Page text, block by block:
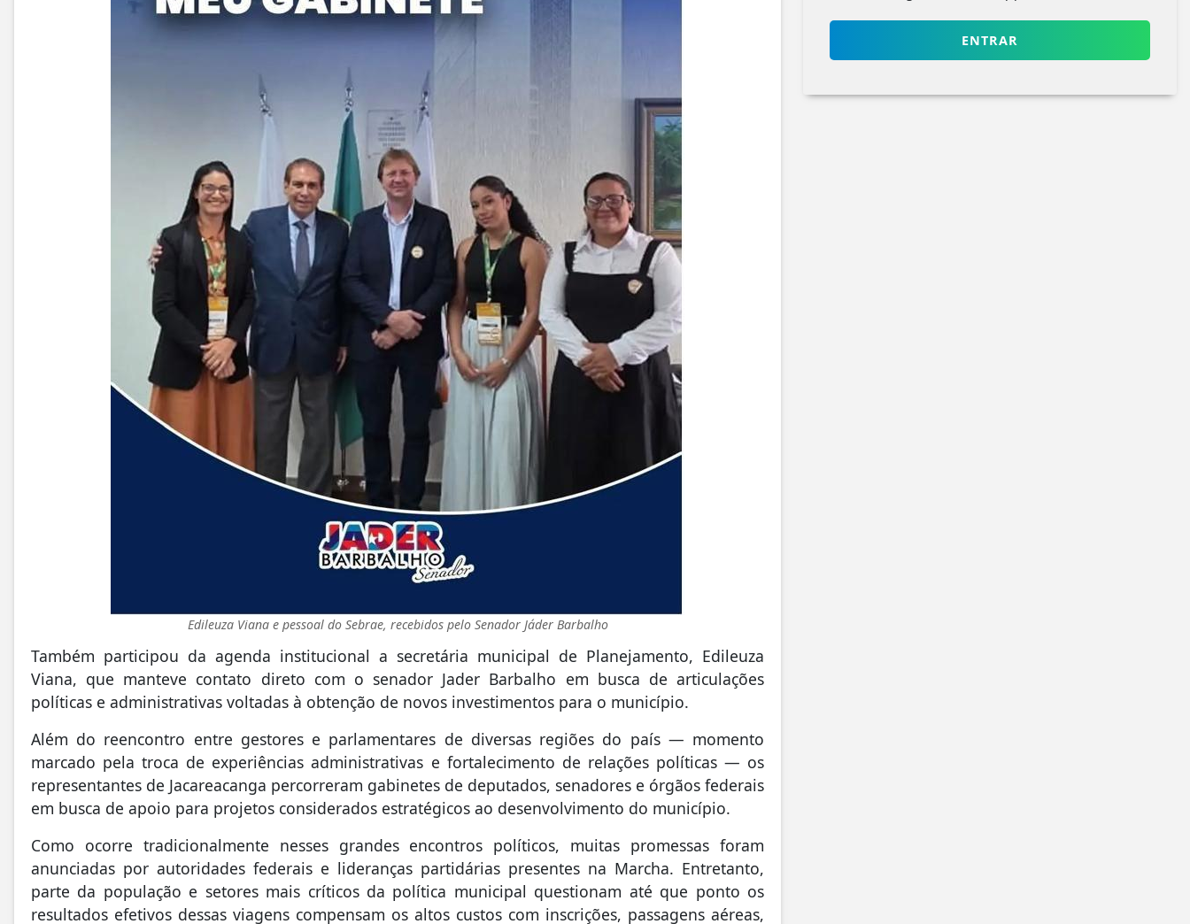
Edileuza Viana e pessoal do Sebrae, recebidos pelo Senador Jáder Barbalho
Também participou da agenda institucional a secretária municipal de Planejamento, Edileuza
Viana, que manteve contato direto com o senador Jader Barbalho em busca de articulações
políticas e administrativas voltadas à obtenção de novos investimentos para o município.
Além do reencontro entre gestores e parlamentares de diversas regiões do país — momento
marcado pela troca de experiências administrativas e fortalecimento de relações políticas — os
representantes de Jacareacanga percorreram gabinetes de deputados, senadores e órgãos federais
em busca de apoio para projetos considerados estratégicos ao desenvolvimento do município.
Como ocorre tradicionalmente nesses grandes encontros políticos, muitas promessas foram
anunciadas por autoridades federais e lideranças partidárias presentes na Marcha. Entretanto,
parte da população e setores mais críticos da política municipal questionam até que ponto os
resultados efetivos dessas viagens compensam os altos custos com inscrições, passagens aéreas,
ENTRAR